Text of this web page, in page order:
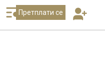
Претплати се